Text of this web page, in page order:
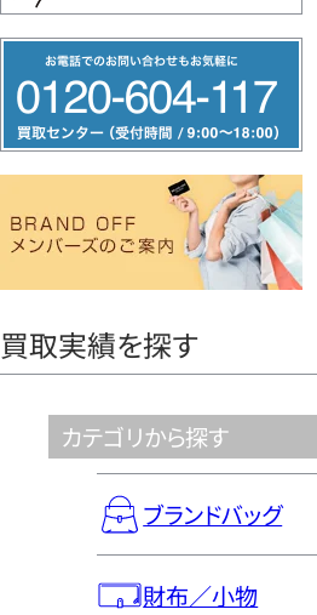
リ
ー
ヤ
買取実績を探す
カテゴリから探す
ブランドバッグ
財布／小物